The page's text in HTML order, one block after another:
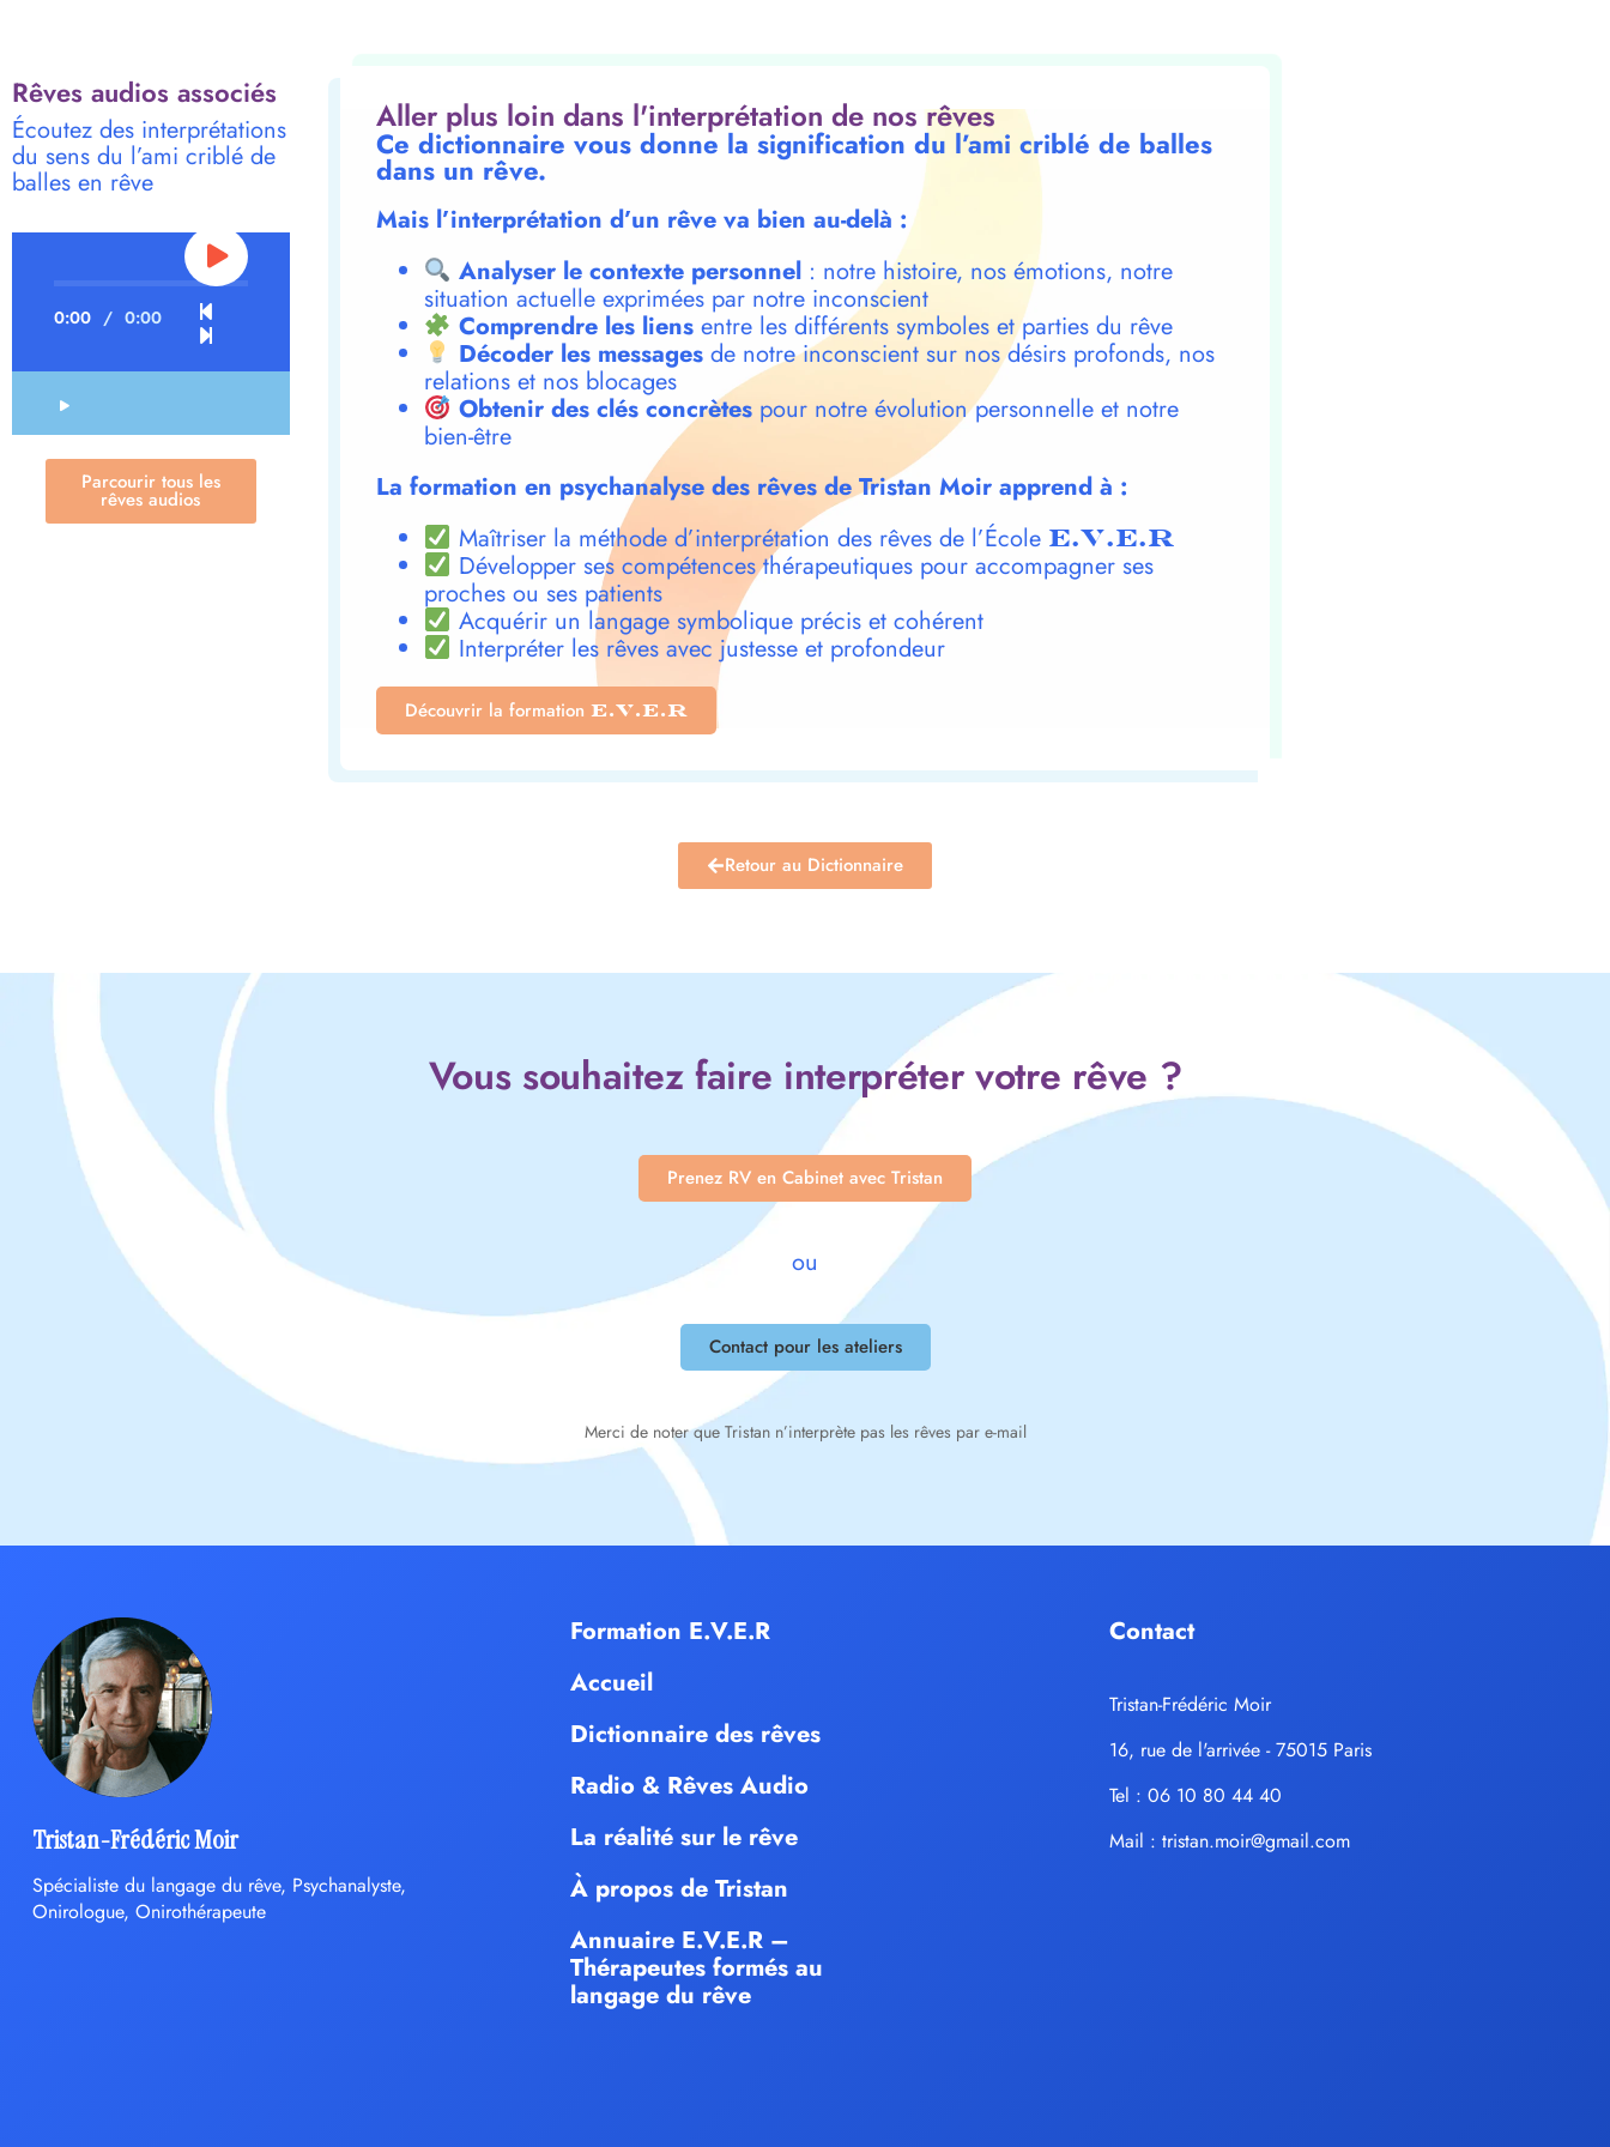
Rêves audios associés
Écoutez des interprétations
du sens du l’ami criblé de
balles en rêve
0:00 / 0:00
Parcourir tous les
rêves audios
Aller plus loin dans l'interprétation de nos rêves
Ce dictionnaire vous donne la signification du l’ami criblé de balles
dans un rêve.
Mais l’interprétation d’un rêve va bien au-delà :
Analyser le contexte personnel: notre histoire, nos émotions, notre
situation actuelle exprimées par notre inconscient
Comprendre les liensentre les différents symboles et parties du rêve
Décoder les messagesde notre inconscient sur nos désirs profonds, nos
relations et nos blocages
Obtenir des clés concrètespour notre évolution personnelle et notre
bien-être
La formation en psychanalyse des rêves de Tristan Moir apprend à :
Maîtriser la méthode d’interprétation des rêves de l’École E.V.E.R
Développer ses compétences thérapeutiques pour accompagner ses
proches ou ses patients
Acquérir un langage symbolique précis et cohérent
Interpréter les rêves avec justesse et profondeur
Découvrir la formation E.V.E.R
Retour au Dictionnaire
Vous souhaitez faire interpréter votre rêve ?
Prenez RV en Cabinet avec Tristan
ou
Contact pour les ateliers
Merci de noter que Tristan n’interprète pas les rêves par e-mail
Tristan-Frédéric Moir
Spécialiste du langage du rêve, Psychanalyste,
Onirologue, Onirothérapeute
Formation E.V.E.R
Accueil
Dictionnaire des rêves
Radio & Rêves Audio
La réalité sur le rêve
À propos de Tristan
Annuaire E.V.E.R –
Thérapeutes formés au
langage du rêve
Contact
Tristan-Frédéric Moir
16, rue de l'arrivée - 75015 Paris
Tel : 06 10 80 44 40
Mail :tristan.moir@gmail.com